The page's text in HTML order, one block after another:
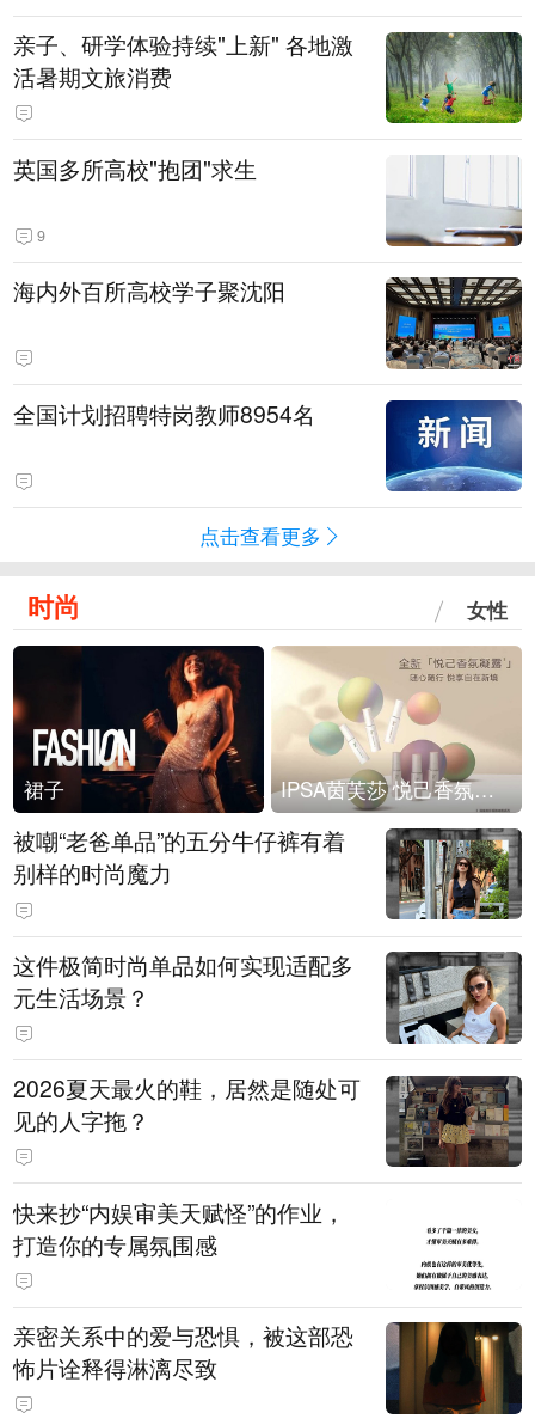
亲子、研学体验持续"上新" 各地激
活暑期文旅消费
英国多所高校"抱团"求生
9
海内外百所高校学子聚沈阳
全国计划招聘特岗教师8954名
点击查看更多
时尚 女性
裙子 IPSA茵芙莎 悦己香氛凝露上市
被嘲“老爸单品”的五分牛仔裤有着
别样的时尚魔力
这件极简时尚单品如何实现适配多
元生活场景？
2026夏天最火的鞋，居然是随处可
见的人字拖？
快来抄“内娱审美天赋怪”的作业，
打造你的专属氛围感
亲密关系中的爱与恐惧，被这部恐
怖片诠释得淋漓尽致